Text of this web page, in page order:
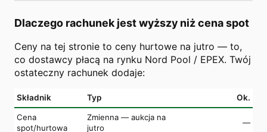
Dlaczego rachunek jest wyższy niż cena spot
Ceny na tej stronie to ceny hurtowe na jutro — to,
co dostawcy płacą na rynku Nord Pool / EPEX. Twój
ostateczny rachunek dodaje:
Składnik Typ Ok.
Cena
spot/hurtowa
Zmienna — aukcja na
jutro
—